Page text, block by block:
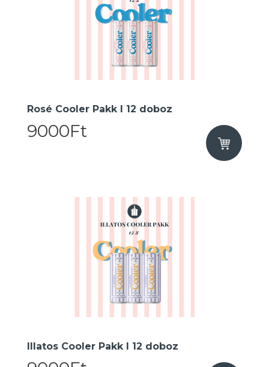
Rosé Cooler Pakk I 12 doboz
9000Ft
Illatos Cooler Pakk I 12 doboz